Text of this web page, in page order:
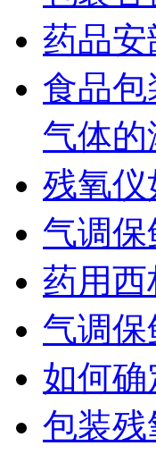
药品
食品
气体的
残氧仪
气调
药用
气调
如何
包装